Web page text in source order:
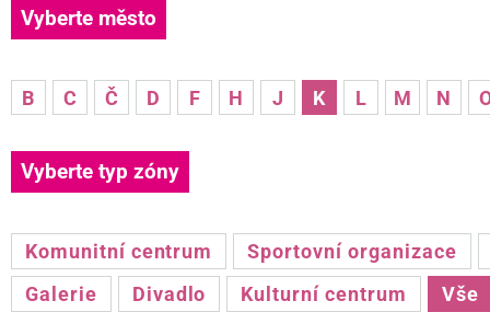
Vyberte město
B C Č D F H J K L M N
Vyberte typ zóny
Komunitní centrum
Sportovní organizace
Galerie
Divadlo Kulturní centrum Vše